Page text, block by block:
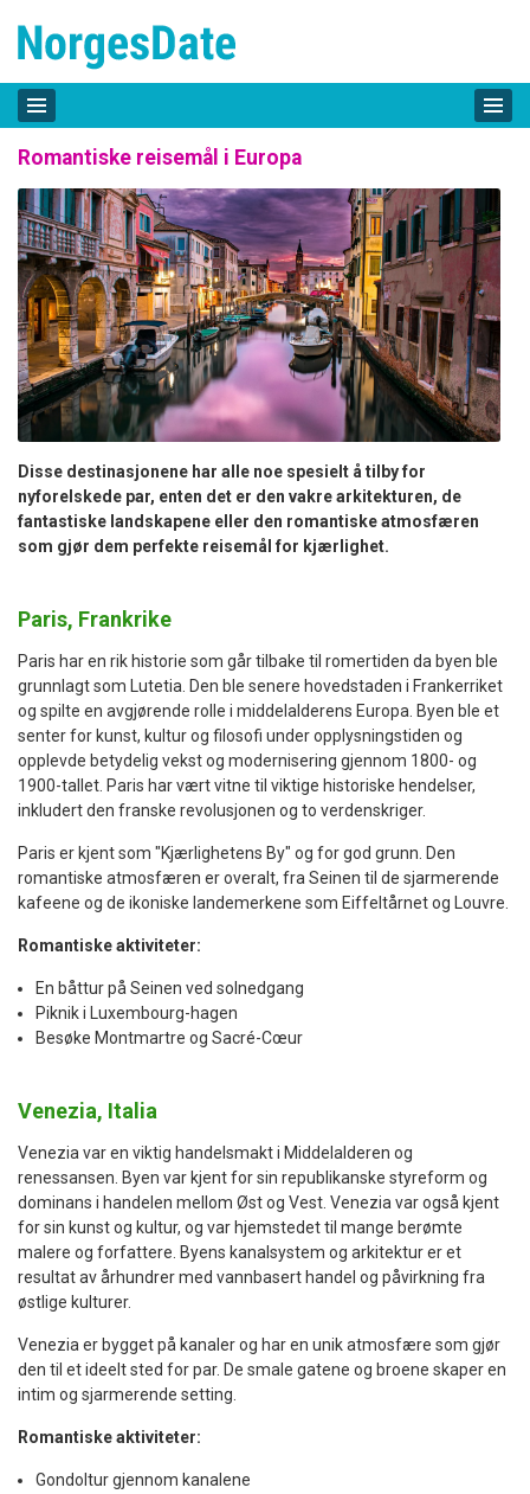
Romantiske reisemål i Europa
Disse destinasjonene har alle noe spesielt å tilby for
nyforelskede par, enten det er den vakre arkitekturen, de
fantastiske landskapene eller den romantiske atmosfæren
som gjør dem perfekte reisemål for kjærlighet.
Paris, Frankrike
Paris har en rik historie som går tilbake til romertiden da byen ble
grunnlagt som Lutetia. Den ble senere hovedstaden i Frankerriket
og spilte en avgjørende rolle i middelalderens Europa. Byen ble et
senter for kunst, kultur og filosofi under opplysningstiden og
opplevde betydelig vekst og modernisering gjennom 1800- og
1900-tallet. Paris har vært vitne til viktige historiske hendelser,
inkludert den franske revolusjonen og to verdenskriger.
Paris er kjent som "Kjærlighetens By" og for god grunn. Den
romantiske atmosfæren er overalt, fra Seinen til de sjarmerende
kafeene og de ikoniske landemerkene som Eiffeltårnet og Louvre.
Romantiske aktiviteter:
En båttur på Seinen ved solnedgang
Piknik i Luxembourg-hagen
Besøke Montmartre og Sacré-Cœur
Venezia, Italia
Venezia var en viktig handelsmakt i Middelalderen og
renessansen. Byen var kjent for sin republikanske styreform og
dominans i handelen mellom Øst og Vest. Venezia var også kjent
for sin kunst og kultur, og var hjemstedet til mange berømte
malere og forfattere. Byens kanalsystem og arkitektur er et
resultat av århundrer med vannbasert handel og påvirkning fra
østlige kulturer.
Venezia er bygget på kanaler og har en unik atmosfære som gjør
den til et ideelt sted for par. De smale gatene og broene skaper en
intim og sjarmerende setting.
Romantiske aktiviteter:
Gondoltur gjennom kanalene